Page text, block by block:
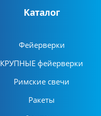
Каталог
Фейерверки
КРУПНЫЕ фейерверки
Римские свечи
Ракеты